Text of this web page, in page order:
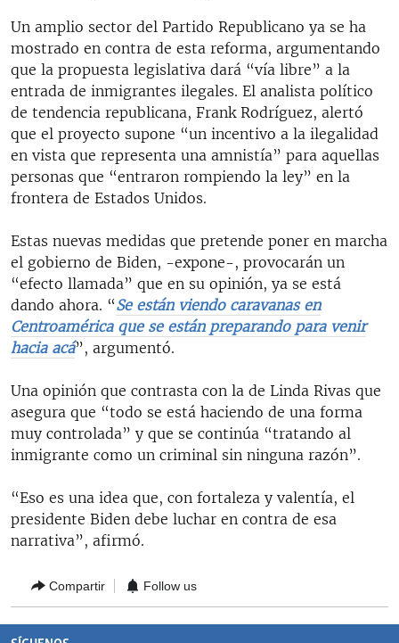
Un amplio sector del Partido Republicano ya se ha
mostrado en contra de esta reforma, argumentando
que la propuesta legislativa dará “vía libre” a la
entrada de inmigrantes ilegales. El analista político
de tendencia republicana, Frank Rodríguez, alertó
que el proyecto supone “un incentivo a la ilegalidad
en vista que representa una amnistía” para aquellas
personas que “entraron rompiendo la ley” en la
frontera de Estados Unidos.
Estas nuevas medidas que pretende poner en marcha
el gobierno de Biden, -expone-, provocarán un
“efecto llamada” que en su opinión, ya se está
dando ahora. “Se están viendo caravanas en
Centroamérica que se están preparando para venir
hacia acá”, argumentó.
Una opinión que contrasta con la de Linda Rivas que
asegura que “todo se está haciendo de una forma
muy controlada” y que se continúa “tratando al
inmigrante como un criminal sin ninguna razón”.
“Eso es una idea que, con fortaleza y valentía, el
presidente Biden debe luchar en contra de esa
narrativa”, afirmó.
Compartir Follow us